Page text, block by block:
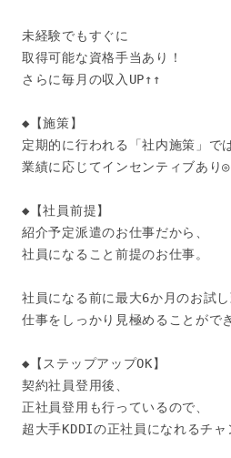
未経験でもすぐに
取得可能な資格手当あり！
さらに毎月の収入UP↑↑
◆【施策】
定期的に行われる「社内施策」で
業績に応じてインセンティブあり◎
◆【社員前提】
紹介予定派遣のお仕事だから、
社員になること前提のお仕事。
社員になる前に最大6か月のお試
仕事をしっかり見極めることがで
◆【ステップアップOK】
契約社員登用後、
正社員登用も行っているので、
超大手KDDIの正社員になれるチャ